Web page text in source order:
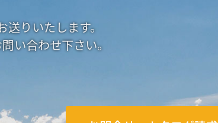
りいたします。
い合わせ下さい。